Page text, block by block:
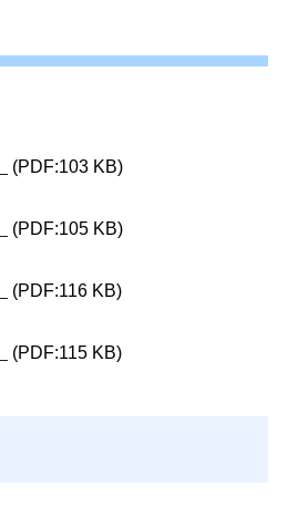
(PDF:103 KB)
(PDF:105 KB)
(PDF:116 KB)
(PDF:115 KB)